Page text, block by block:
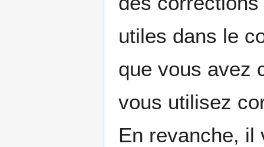
utiles dans le
que vous avez
vous utilisez
En revanche, il